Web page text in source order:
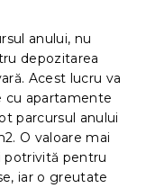
anului, nu
depozitarea
Acest lucru va
cu apartamente
parcursul anului
O valoare mai
potrivită pentru
iar o greutate